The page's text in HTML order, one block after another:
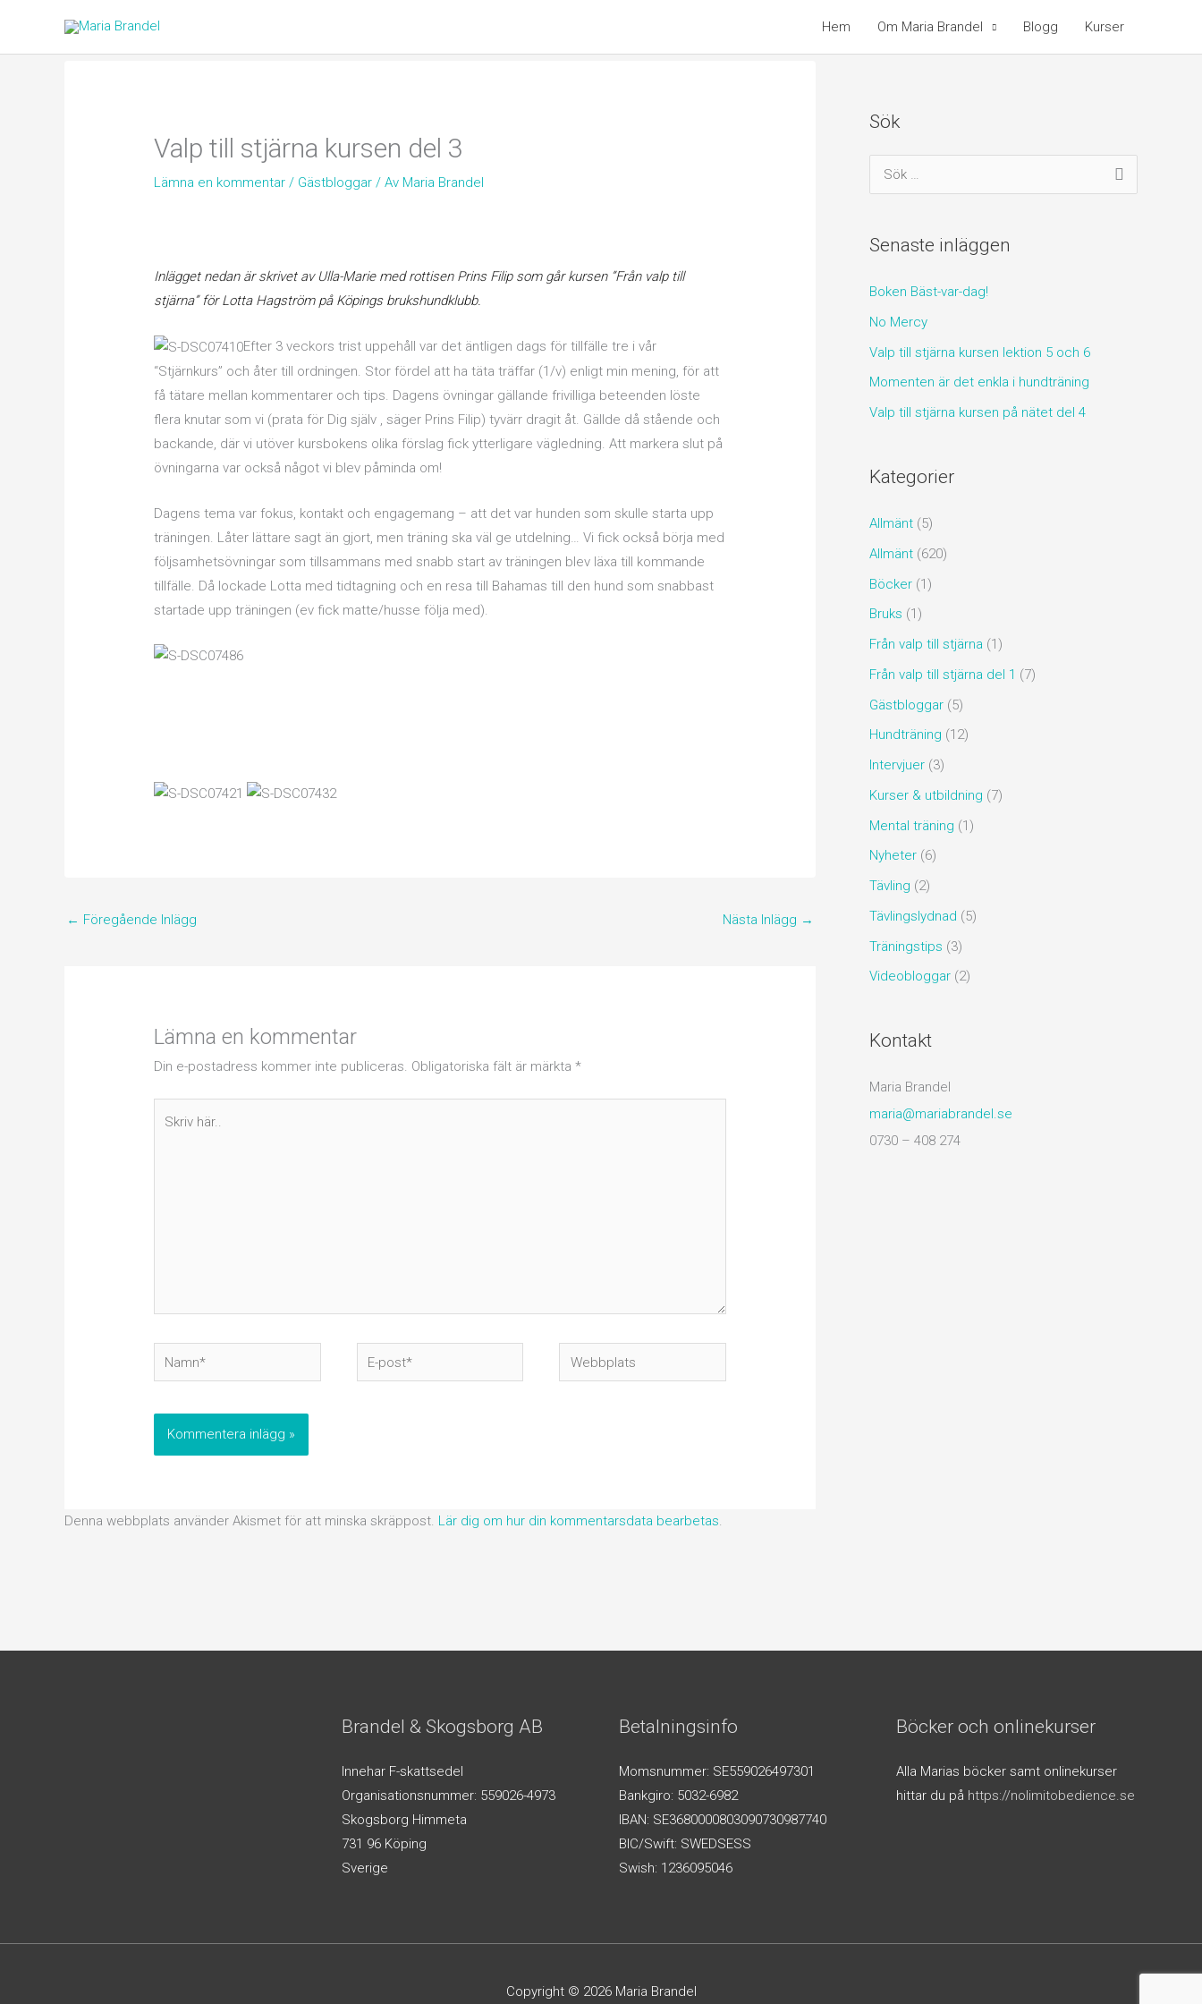
innehåll
Hem Om Maria Brandel Blogg Kurser
Valp till stjärna kursen del 3
Lämna en kommentar / Gästbloggar / Av Maria Brandel
Inlägget nedan är skrivet av Ulla-Marie med rottisen Prins Filip som går kursen ”Från valp till
stjärna” för Lotta Hagström på Köpings brukshundklubb.
Efter 3 veckors trist uppehåll var det äntligen dags för tillfälle tre i vår
“Stjärnkurs” och åter till ordningen. Stor fördel att ha täta träffar (1/v) enligt min mening, för att
få tätare mellan kommentarer och tips. Dagens övningar gällande frivilliga beteenden löste
flera knutar som vi (prata för Dig själv , säger Prins Filip) tyvärr dragit åt. Gällde då stående och
backande, där vi utöver kursbokens olika förslag fick ytterligare vägledning. Att markera slut på
övningarna var också något vi blev påminda om!
Dagens tema var fokus, kontakt och engagemang – att det var hunden som skulle starta upp
träningen. Låter lättare sagt än gjort, men träning ska väl ge utdelning… Vi fick också börja med
följsamhetsövningar som tillsammans med snabb start av träningen blev läxa till kommande
tillfälle. Då lockade Lotta med tidtagning och en resa till Bahamas till den hund som snabbast
startade upp träningen (ev fick matte/husse följa med).
← Föregående Inlägg Nästa Inlägg →
Lämna en kommentar
Din e-postadress kommer inte publiceras. Obligatoriska fält är märkta*
Namn*
post*
Webbplats
Denna webbplats använder Akismet för att minska skräppost. Lär dig om hur din kommentarsdata bearbetas.
Sök
ö
e
t
e
r
:
Senaste inläggen
Boken Bäst-var-dag!
No Mercy
Valp till stjärna kursen lektion 5 och 6
Momenten är det enkla i hundträning
Valp till stjärna kursen på nätet del 4
Kategorier
Allmänt (5)
Allmänt (620)
Böcker (1)
Bruks (1)
Från valp till stjärna (1)
Från valp till stjärna del 1 (7)
Gästbloggar (5)
Hundträning (12)
Intervjuer (3)
Kurser & utbildning (7)
Mental träning (1)
Nyheter (6)
Tävling (2)
Tävlingslydnad (5)
Träningstips (3)
Videobloggar (2)
Kontakt
Maria Brandel
maria@mariabrandel.se
0730 – 408 274
Brandel & Skogsborg AB
Innehar F-skattsedel
Organisationsnummer: 559026-4973
Skogsborg Himmeta
731 96 Köping
Sverige
Betalningsinfo
Momsnummer: SE559026497301
Bankgiro: 5032-6982
IBAN: SE3680000803090730987740
BIC/Swift: SWEDSESS
Swish: 1236095046
Böcker och onlinekurser
Alla Marias böcker samt onlinekurser
hittar du på https://nolimitobedience.se
Copyright © 2026 Maria Brandel